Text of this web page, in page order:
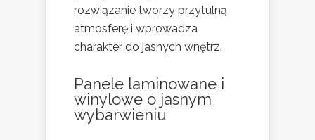
rozwiązanie tworzy przytulną
atmosferę i wprowadza
charakter do jasnych wnętrz.
Panele laminowane i
winylowe o jasnym
wybarwieniu